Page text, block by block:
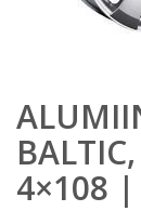
4×108 |